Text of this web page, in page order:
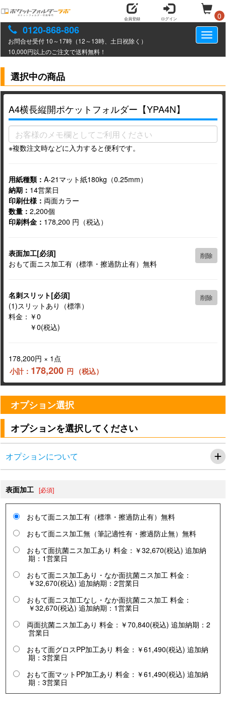
会員登録 ログイン
0
0120-868-806
お問合せ受付 10～17時（12～13時、土日祝除く）
10,000円以上のご注文で送料無料！
選択中の商品
A4横長縦開ポケットフォルダー【YPA4N】
※複数注文時などに入力すると便利です。
用紙種類： A-21マット紙180kg（0.25mm）
納期： 14営業日
印刷仕様： 両面カラー
数量： 2,200個
印刷料金： 178,200 円（税込）
表面加工[必須]
おもて面ニス加工有（標準・擦過防止有）無料
削除
名刺スリット[必須]
(1)スリットあり（標準）
料金：￥0
￥0(税込)
削除
178,200円 × 1点
小計： 178,200 円 （税込）
オプション選択
オプションを選択してください
オプションについて
表面加工 [必須]
おもて面ニス加工有（標準・擦過防止有）無料
おもて面ニス加工無（筆記適性有・擦過防止無）無料
おもて面抗菌ニス加工あり 料金：￥32,670(税込) 追加納
期：1営業日
おもて面ニス加工あり・なか面抗菌ニス加工 料金：
￥32,670(税込) 追加納期：2営業日
おもて面ニス加工なし・なか面抗菌ニス加工 料金：
￥32,670(税込) 追加納期：1営業日
両面抗菌ニス加工あり 料金：￥70,840(税込) 追加納期：2
営業日
おもて面グロスPP加工あり 料金：￥61,490(税込) 追加納
期：3営業日
おもて面マットPP加工あり 料金：￥61,490(税込) 追加納
期：3営業日